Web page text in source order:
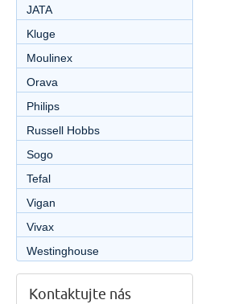
JATA
Kluge
Moulinex
Orava
Philips
Russell Hobbs
Sogo
Tefal
Vigan
Vivax
Westinghouse
Kontaktujte nás